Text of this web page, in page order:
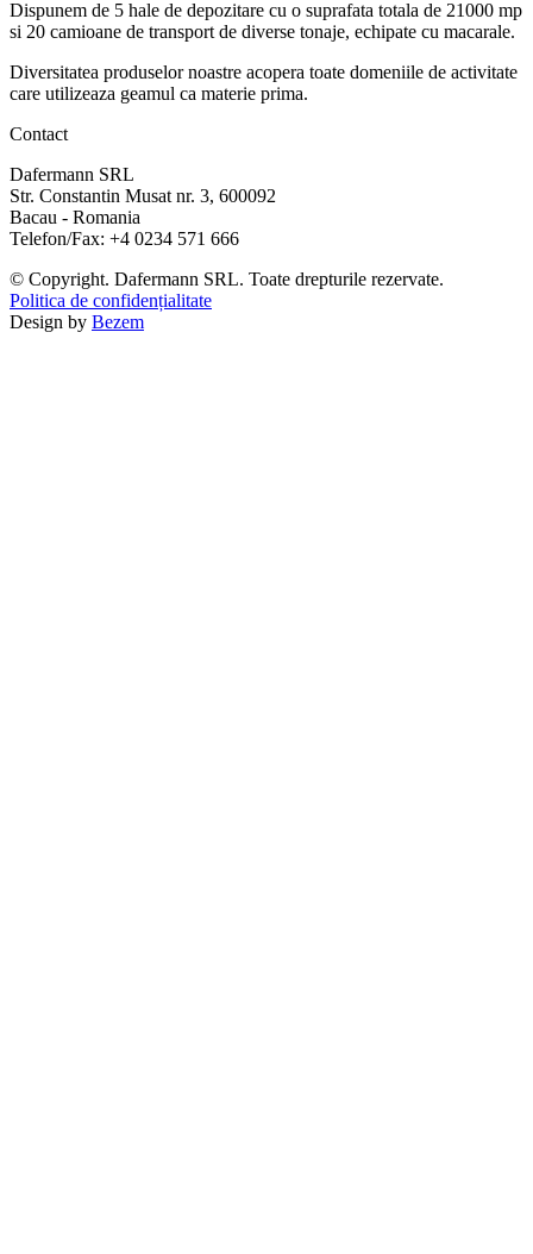
Dispunem de 5 hale de depozitare cu o suprafata totala de 21000 mp
si 20 camioane de transport de diverse tonaje, echipate cu macarale.
Diversitatea produselor noastre acopera toate domeniile de activitate
care utilizeaza geamul ca materie prima.
Contact
Dafermann SRL
Str. Constantin Musat nr. 3, 600092
Bacau - Romania
Telefon/Fax: +4 0234 571 666
© Copyright. Dafermann SRL. Toate drepturile rezervate.
Politica de confidențialitate
Design by Bezem